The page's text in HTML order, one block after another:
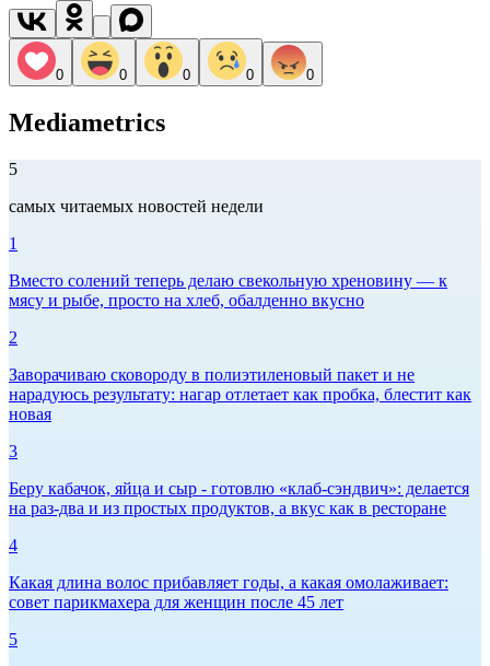
0 0 0 0 0
Mediametrics
5
самых читаемых новостей недели
1
Вместо солений теперь делаю свекольную хреновину — к
мясу и рыбе, просто на хлеб, обалденно вкусно
2
Заворачиваю сковороду в полиэтиленовый пакет и не
нарадуюсь результату: нагар отлетает как пробка, блестит как
новая
3
Беру кабачок, яйца и сыр - готовлю «клаб-сэндвич»: делается
на раз-два и из простых продуктов, а вкус как в ресторане
4
Какая длина волос прибавляет годы, а какая омолаживает:
совет парикмахера для женщин после 45 лет
5